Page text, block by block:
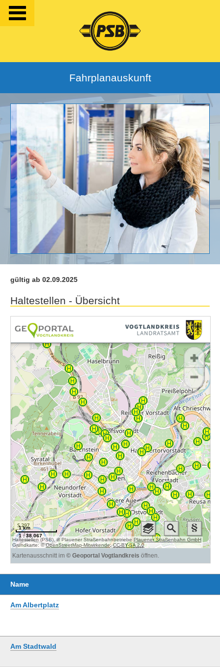
Fahrplanauskunft
gültig ab 02.09.2025
Haltestellen - Übersicht
Name
Am Albertplatz
Am Stadtwald